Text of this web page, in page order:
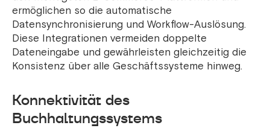
ermöglichen so die automatische
Datensynchronisierung und Workflow-Auslösung.
Diese Integrationen vermeiden doppelte
Dateneingabe und gewährleisten gleichzeitig die
Konsistenz über alle Geschäftssysteme hinweg.
Konnektivität des
Buchhaltungssystems